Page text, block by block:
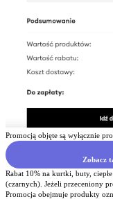
Promocją objęte są wyłącznie
Zobacz
Rabat 10% na kurtki, buty,
(czarnych). Jeżeli przeceniony
Promocja obejmuje produkty